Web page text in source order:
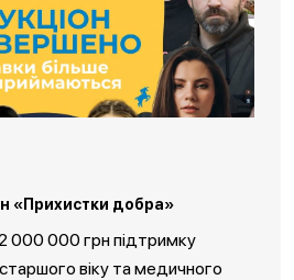
«Прихистки добра»
000 000 грн підтримку
віку та медичного